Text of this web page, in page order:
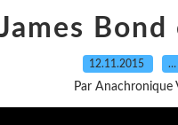
12.11.2015 …
Par Anachronique